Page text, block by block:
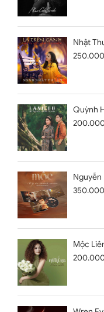
Nhật
Quỳnh
Nguyễn
Mộc